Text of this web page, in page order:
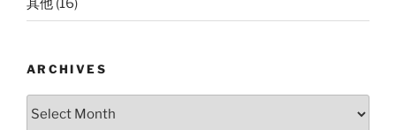
其他 (16)
ARCHIVES
Archives